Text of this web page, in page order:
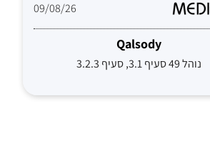
09/08/26
Qalsody
נוהל 49 סעיף 3.1, סעיף 3.2.3